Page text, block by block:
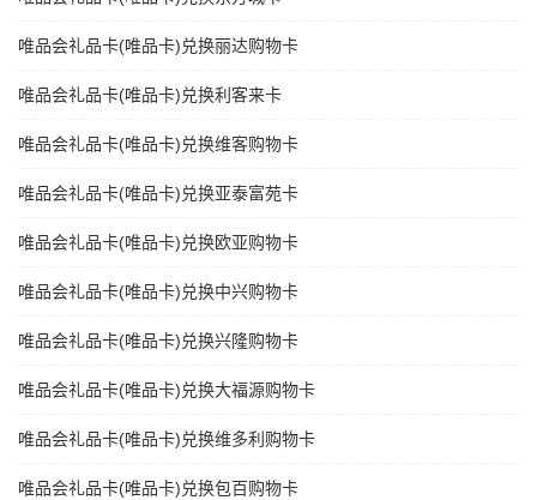
唯品会礼品卡(唯品卡)兑换丽达购物卡
唯品会礼品卡(唯品卡)兑换利客来卡
唯品会礼品卡(唯品卡)兑换维客购物卡
唯品会礼品卡(唯品卡)兑换亚泰富苑卡
唯品会礼品卡(唯品卡)兑换欧亚购物卡
唯品会礼品卡(唯品卡)兑换中兴购物卡
唯品会礼品卡(唯品卡)兑换兴隆购物卡
唯品会礼品卡(唯品卡)兑换大福源购物卡
唯品会礼品卡(唯品卡)兑换维多利购物卡
唯品会礼品卡(唯品卡)兑换包百购物卡